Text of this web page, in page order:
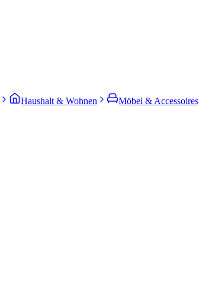
Haushalt & Wohnen Möbel & Accessoires